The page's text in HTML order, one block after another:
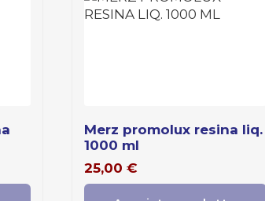
merz promolux resina liq.
1000 ml
25,00 €